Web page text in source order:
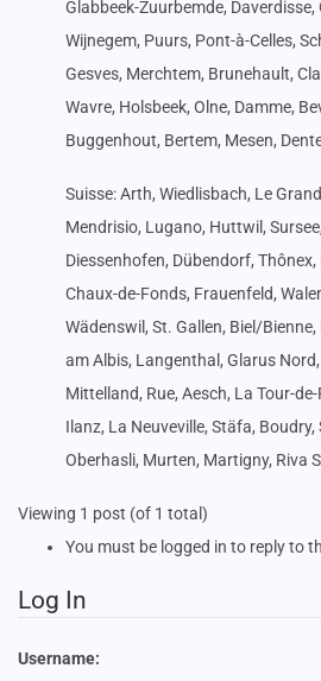
Glabbeek-Zuurbemde, Daverdisse,
Wijnegem, Puurs, Pont-à-Celles,
Gesves, Merchtem, Brunehault,
Wavre, Holsbeek, Olne, Damme,
Buggenhout, Bertem, Mesen,
Suisse: Arth, Wiedlisbach, Le
Mendrisio, Lugano, Huttwil,
Diessenhofen, Dübendorf, Thônex,
Chaux-de-Fonds, Frauenfeld,
Wädenswil, St. Gallen, Biel/
am Albis, Langenthal, Glarus
Mittelland, Rue, Aesch, La Tour-
Ilanz, La Neuveville, Stäfa,
Oberhasli, Murten, Martigny, Riva
Viewing 1 post (of 1 total)
You must be logged in to reply to
Log In
Username: